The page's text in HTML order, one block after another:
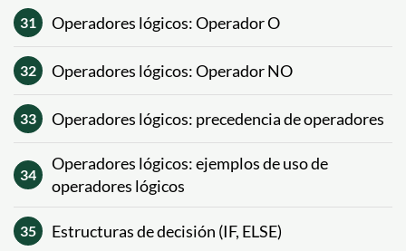
31 Operadores lógicos: Operador O
32 Operadores lógicos: Operador NO
33 Operadores lógicos: precedencia de operadores
34
Operadores lógicos: ejemplos de uso de
operadores lógicos
35 Estructuras de decisión (IF, ELSE)